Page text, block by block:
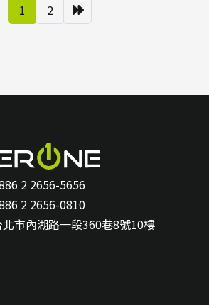
1 2
2 2656-5656
2 2656-0810
北市內湖路一段360巷8號10樓